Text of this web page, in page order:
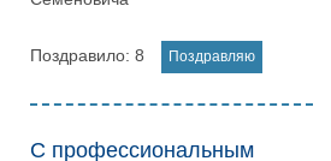
Поздравило: 8
С профессиональным